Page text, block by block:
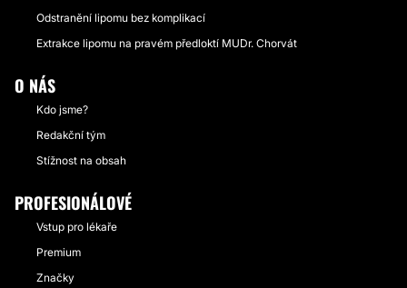
Odstranění lipomu bez komplikací
Extrakce lipomu na pravém předloktí MUDr. Chorvát
O NÁS
Kdo jsme?
Redakční tým
Stížnost na obsah
PROFESIONÁLOVÉ
Vstup pro lékaře
Premium
Značky